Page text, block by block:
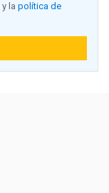
y la política de